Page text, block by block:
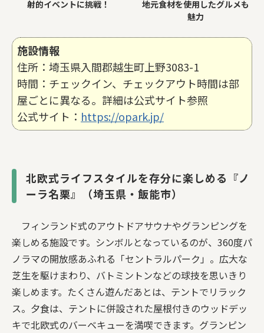
射的イベントに挑戦！
地元食材を使用したグルメも
魅力
施設情報
住所：埼玉県入間郡越生町上野3083-1
時間：チェックイン、チェックアウト時間は部
屋ごとに異なる。詳細は公式サイト参照
公式サイト： https://opark.jp/
北欧式ライフスタイルを存分に楽しめる『ノ
ーラ名栗』（埼玉県・飯能市）
フィンランド式のアウトドアサウナやグランピングを
楽しめる施設です。シンボルとなっているのが、360度パ
ノラマの開放感あふれる「セントラルパーク」。広大な
芝生を駆けまわり、バトミントンなどの球技を思いきり
楽しめます。たくさん遊んだあとは、テントでリラック
ス。夕食は、テントに併設された屋根付きのウッドデッ
キで北欧式のバーベキューを満喫できます。グランピン